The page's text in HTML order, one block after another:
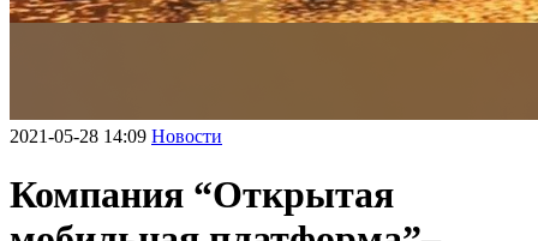
2021-05-28 14:09 Новости
Компания “Открытая